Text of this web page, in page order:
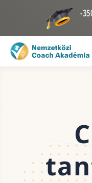
-